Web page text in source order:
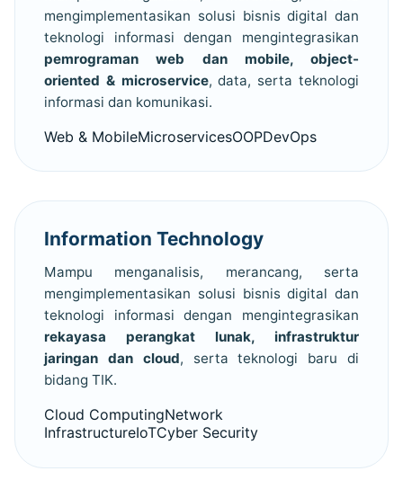
mengimplementasikan solusi bisnis digital dan
teknologi informasi dengan mengintegrasikan
pemrograman web dan mobile, object-
oriented & microservice, data, serta teknologi
informasi dan komunikasi.
Web & MobileMicroservicesOOPDevOps
Information Technology
Mampu menganalisis, merancang, serta
mengimplementasikan solusi bisnis digital dan
teknologi informasi dengan mengintegrasikan
rekayasa perangkat lunak, infrastruktur
jaringan dan cloud, serta teknologi baru di
bidang TIK.
Cloud ComputingNetwork
InfrastructureIoTCyber Security